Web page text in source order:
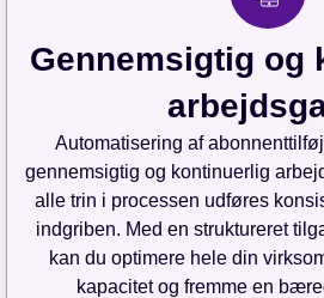
Gennemsigtig og
Automatisering af
gennemsigtig og kontinuerlig
alle trin i processen udføres
indgriben. Med en struktureret
kan du optimere hele din
kapacitet og fremme en